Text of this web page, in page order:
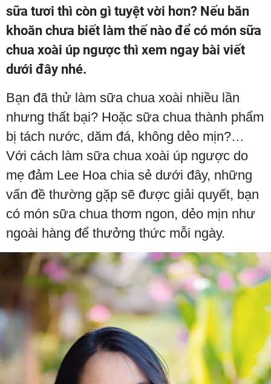
sữa tươi thì còn gì tuyệt vời hơn? Nếu băn
khoăn chưa biết làm thế nào để có món sữa
chua xoài úp ngược thì xem ngay bài viết
dưới đây nhé.
Bạn đã thử làm sữa chua xoài nhiều lần
nhưng thất bại? Hoặc sữa chua thành phẩm
bị tách nước, dăm đá, không dẻo mịn?…
Với cách làm sữa chua xoài úp ngược do
mẹ đảm Lee Hoa chia sẻ dưới đây, những
vấn đề thường gặp sẽ được giải quyết, bạn
có món sữa chua thơm ngon, dẻo mịn như
ngoài hàng để thưởng thức mỗi ngày.